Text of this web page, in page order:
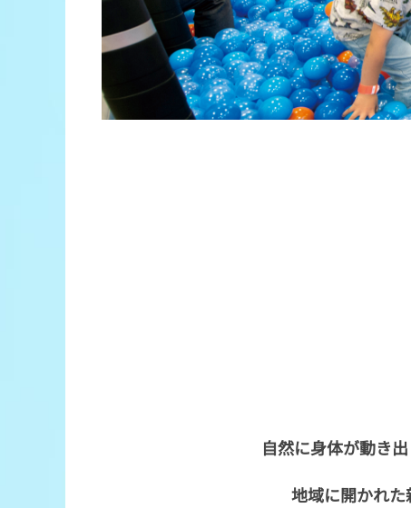
自然に身体が動き
地域に開かれた